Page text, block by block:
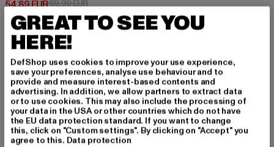
54,89 EUR
Derzeitiger Preis: 54,89 EUR
89,99 EURAktionspreis: 89,99 EUR
-60%
GREAT TO SEE YOU
HERE!
DefShop uses cookies to improve your use experience,
save your preferences, analyse use behaviour and to
provide and measure interest-based contents and
advertising. In addition, we allow partners to extract data
or to use cookies. This may also include the processing of
your data in the USA or other countries which do not have
the EU data protection standard. If you want to change
this, click on "Custom settings". By clicking on "Accept" you
agree to this. Data protection